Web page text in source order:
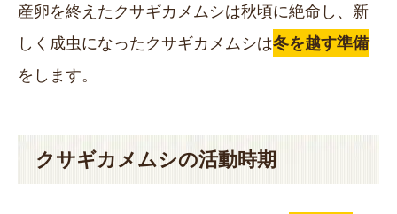
産卵を終えたクサギカメムシは秋頃に絶命し、新
しく成虫になったクサギカメムシは冬を越す準備
をします。
クサギカメムシの活動時期